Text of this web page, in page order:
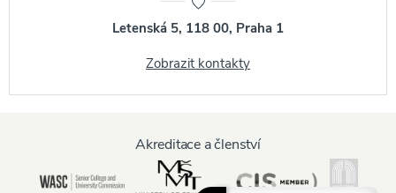
Letenská 5, 118 00, Praha 1
Zobrazit kontakty
Akreditace a členství